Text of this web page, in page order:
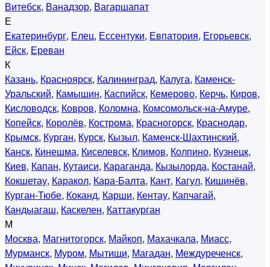
Витебск, Ванадзор, Вагаршапат
Е
Екатеринбург, Елец, Ессентуки, Евпатория, Егорьевск,
Ейск, Ереван
К
Казань, Красноярск, Калининград, Калуга, Каменск-
Уральский, Камышин, Каспийск, Кемерово, Керчь, Киров,
Кисловодск, Ковров, Коломна, Комсомольск-на-Амуре,
Копейск, Королёв, Кострома, Красногорск, Краснодар,
Крымск, Курган, Курск, Кызыл, Каменск-Шахтинский,
Канск, Кинешма, Киселевск, Климов, Колпино, Кузнецк,
Киев, Капан, Кутаиси, Караганда, Кызылорда, Костанай,
Кокшетау, Каракол, Кара-Балта, Кант, Кагул, Кишинёв,
Курган-Тюбе, Коканд, Карши, Кентау, Капчагай,
Кандыагаш, Каскелен, Каттакурган
М
Москва, Магнитогорск, Майкоп, Махачкала, Миасс,
Мурманск, Муром, Мытищи, Магадан, Междуреченск,